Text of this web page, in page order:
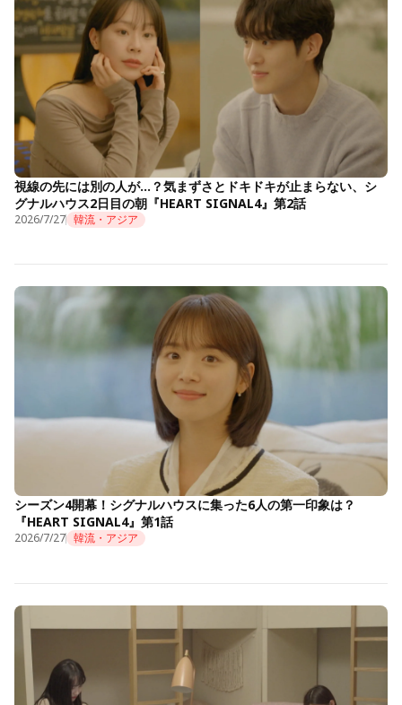
視線の先には別の人が…？気まずさとドキドキが止まらない、シ
グナルハウス2日目の朝『HEART SIGNAL4』第2話
2026/7/27 韓流・アジア
シーズン4開幕！シグナルハウスに集った6人の第一印象は？
『HEART SIGNAL4』第1話
2026/7/27 韓流・アジア